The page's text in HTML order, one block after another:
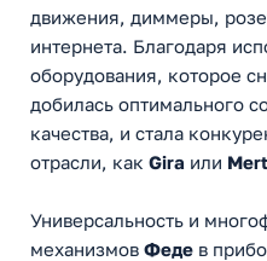
движения, диммеры,
интернета. Благодаря
оборудования, которое
добилась оптимального
качества, и стала
отрасли, как Gira или
Универсальность и
механизмов Феде в